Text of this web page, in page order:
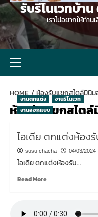
รับรีโนเวทบ้า
เราไม่อยากให้ท่า
Menu
HOME ห้องรับแขกสไตล์มินิม
ห้องรับแขกสไต
งานตกแต่ง
งานรีโนเวท
งานออกแบบ
ไอเดีย ตกแต่งห้อง
susu chacha 04/03/2024
ไอเดีย ตกแต่งห้องรับ...
Read MoreRead